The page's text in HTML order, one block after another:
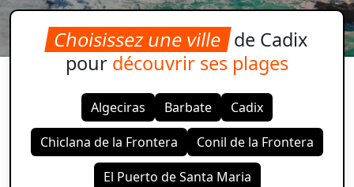
Choisissez une ville de Cadix
pour découvrir ses plages
Algeciras Barbate
Cadix
Chiclana de la Frontera
Conil de la Frontera
El Puerto de Santa Maria